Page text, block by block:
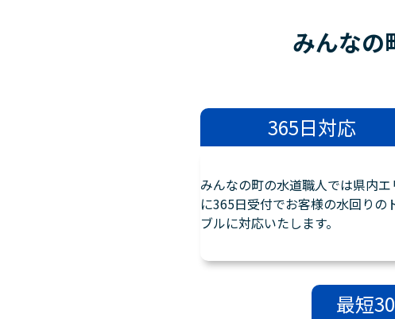
みんなの
365日対応
みんなの町の水道職人では県内エ
に365日受付でお客様の水回りの
ブルに対応いたします。
最短